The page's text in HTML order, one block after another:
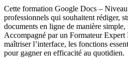
Cette formation Google Docs – Niveau
professionnels qui souhaitent rédiger,
documents en ligne de manière
Accompagné par un Formateur Expert
maîtriser l’interface, les fonctions
pour gagner en efficacité au quotidien.